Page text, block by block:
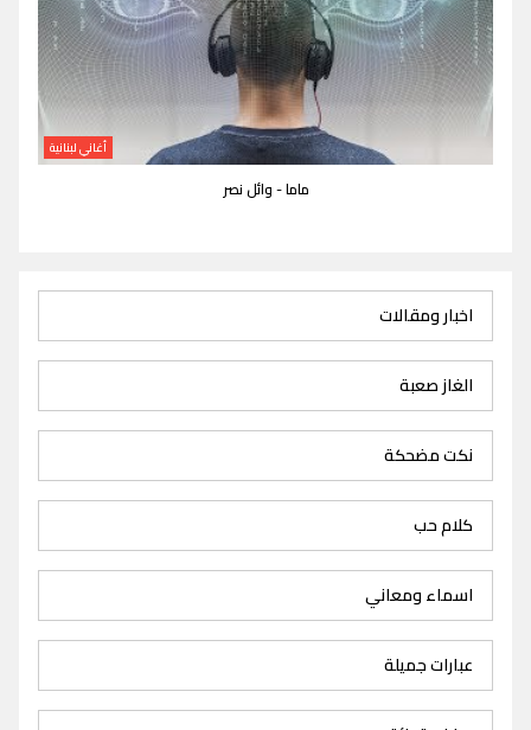
أغاني لبنانية
ماما - وائل نصر
اخبار ومقالات
الغاز صعبة
نكت مضحكة
كلام حب
اسماء ومعاني
عبارات جميلة